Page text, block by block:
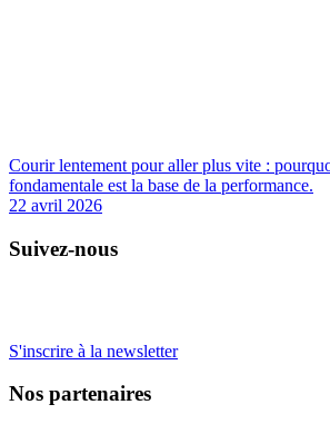
Courir lentement pour aller plus vite :
fondamentale est la base de la performance.
22 avril 2026
Suivez-nous
S'inscrire à la newsletter
Nos partenaires